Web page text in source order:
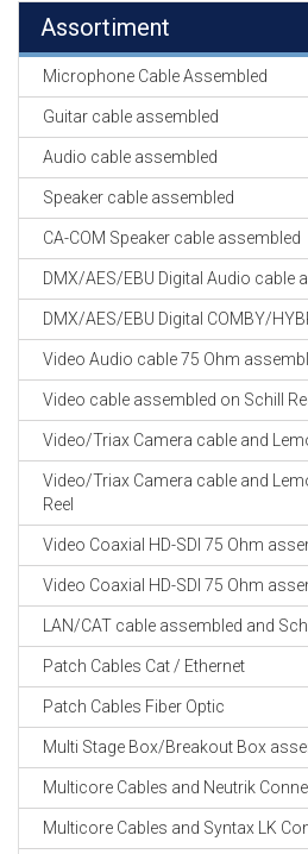
Assortiment
Microphone Cable Assembled
Guitar cable assembled
Audio cable assembled
Speaker cable assembled
CA-COM Speaker cable assembled
DMX/AES/EBU Digital Audio cable
DMX/AES/EBU Digital COMBY/
Video Audio cable 75 Ohm
Video cable assembled on Schill
Video/Triax Camera cable and
Video/Triax Camera cable and
Reel
Video Coaxial HD-SDI 75 Ohm
Video Coaxial HD-SDI 75 Ohm
LAN/CAT cable assembled and
Patch Cables Cat / Ethernet
Patch Cables Fiber Optic
Multi Stage Box/Breakout Box
Multicore Cables and Neutrik
Multicore Cables and Syntax LK